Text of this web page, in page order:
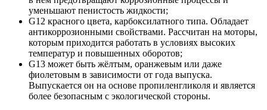
уменьшают пенистость жидкости;
G12 красного цвета, карбоксилатного типа. Обладает
антикоррозионными свойствами. Рассчитан на моторы,
которым приходится работать в условиях высоких
температур и повышенных оборотов;
G13 может быть жёлтым, оранжевым или даже
фиолетовым в зависимости от года выпуска.
Выпускается он на основе пропиленгликоля и является
более безопасным с экологической стороны.